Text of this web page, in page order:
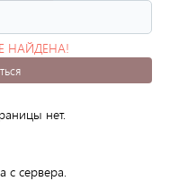
НАЙДЕНА!
нет.
с сервера.